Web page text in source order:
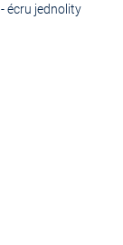
- écru jednolity